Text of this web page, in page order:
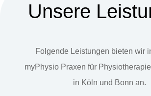
Unsere
Folgende Leistungen bieten wir
myPhysio Praxen für
in Köln und Bonn an.